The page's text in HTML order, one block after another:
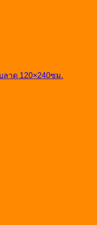
าด 120×240ซม.